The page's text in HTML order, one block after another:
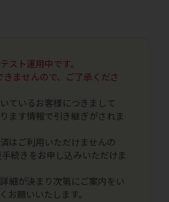
スト運用中です。
ませんので、ご了承くださ
ているお客様につきまして
ます情報で引き継ぎがされま
はご利用いただけませんの
続きをお申し込みいただけま
細が決まり次第にご案内をい
お願いいたします。